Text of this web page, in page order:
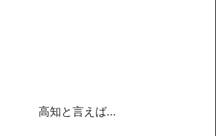
高知と言えば…